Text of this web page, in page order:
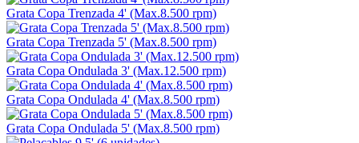
Grata Copa Trenzada 4' (Max.8.500 rpm)
Grata Copa Trenzada 5' (Max.8.500 rpm)
Grata Copa Ondulada 3' (Max.12.500 rpm)
Grata Copa Ondulada 4' (Max.8.500 rpm)
Grata Copa Ondulada 5' (Max.8.500 rpm)